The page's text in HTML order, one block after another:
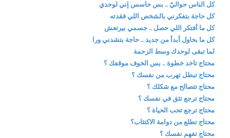
كل الناس حواليّ .. بس حاسس إني لوحدي
كل حاجة بتفكرني بالشخص اللي فقدته
كل ما أفتكر اللي حصل .. جسمي بيرتعش
كل ما بحاول أبدأ من جديد .. حاجة بتشدني ورا
لما تبقى لوحدك وسط الزحمة
محتاج تاخد خطوة .. بس الخوف موقفك ؟
محتاج تبطل تهرب من نفسك ؟
محتاج تتصالح مع شكلك ؟
محتاج ترجع تثق في نفسك ؟
محتاج ترجع تحب الحياة ؟
محتاج تطلع من دوامة الاكتئاب؟
محتاج تفهم نفسك ؟